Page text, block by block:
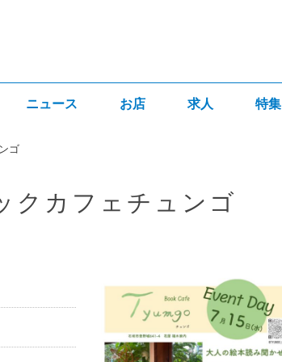
ニュース お店 求人 特集
ゴ
クカフェチュンゴ